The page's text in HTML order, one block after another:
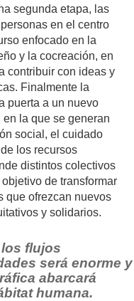
segunda etapa, las
en el centro
enfocado en la
y la cocreación, en
contribuir con ideas y
Finalmente la
puerta a un nuevo
la que se generan
social, el cuidado
los recursos
distintos colectivos
de transformar
que ofrezcan nuevos
y solidarios.
flujos
será enorme y
abarcará
humana.